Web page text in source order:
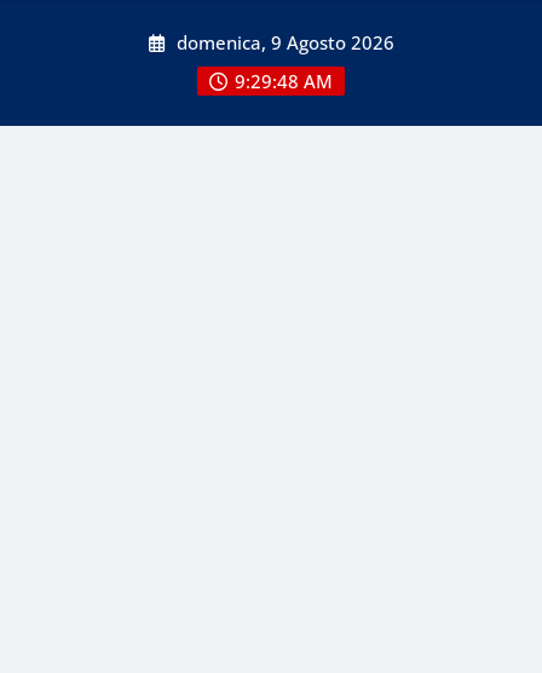
domenica, 9 Agosto 2026
9:29:48 AM